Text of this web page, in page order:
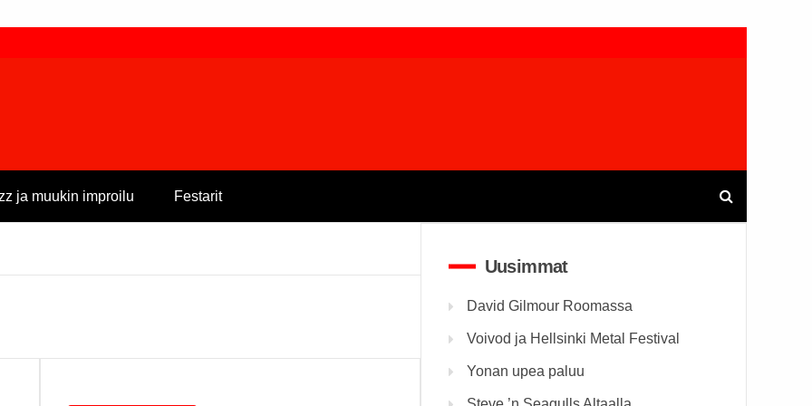
ja muukin improilu Festarit
Uusimmat
David Gilmour Roomassa
Voivod ja Hellsinki Metal Festival
Yonan upea paluu